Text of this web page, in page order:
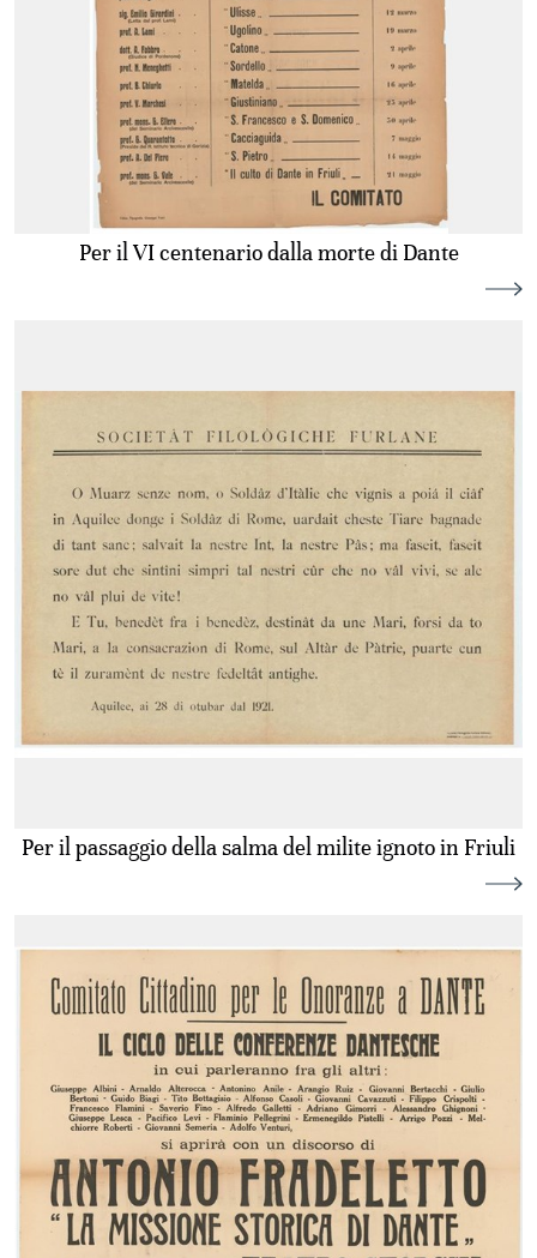
Per il VI centenario dalla morte di Dante
Per il passaggio della salma del milite ignoto in Friuli